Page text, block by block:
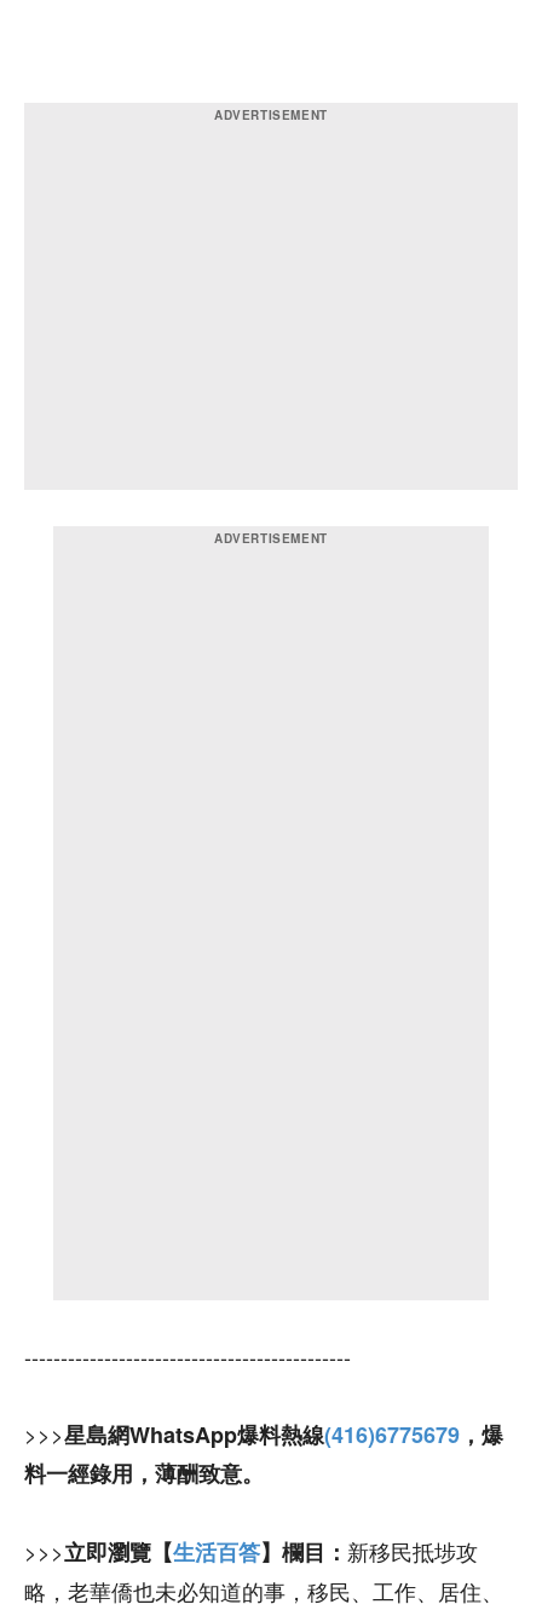
---------------------------------------------
>>>星島網WhatsApp爆料熱線(416)6775679 ，爆
料一經錄用，薄酬致意。
>>>立即瀏覽【生活百答】欄目： 新移民抵埗攻
略，老華僑也未必知道的事，移民、工作、居住、